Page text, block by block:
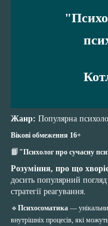
Жанр: Популярна
Вікові обмеження 16+
📙 "Психолог про сучасну
Розуміння, про що
досить популярний
стратегії реагування.
🔹 Психосоматика —
внутрішніх процесів, які